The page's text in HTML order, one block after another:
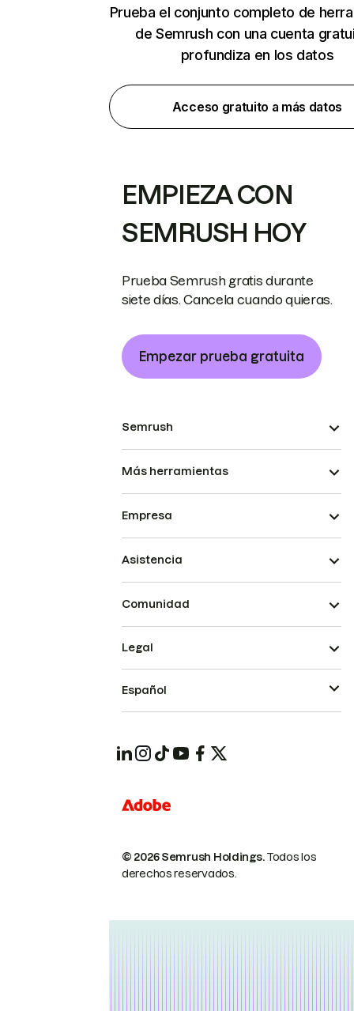
Prueba el conjunto completo de
de Semrush con una cuenta
profundiza en los datos
Acceso gratuito a más datos
EMPIEZA CON
SEMRUSH HOY
Prueba Semrush gratis durante
siete días. Cancela cuando quieras.
Empezar prueba gratuita
Semrush
Más herramientas
Empresa
Asistencia
Comunidad
© 2026 Semrush Holdings.Todos los
derechos reservados.
Legal
Español